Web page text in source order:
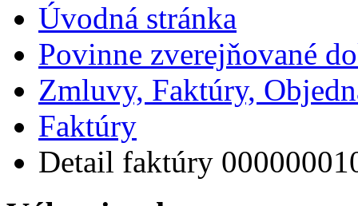
Úvodná stránka
Povinne zverejňované
Zmluvy, Faktúry,
Faktúry
Detail faktúry